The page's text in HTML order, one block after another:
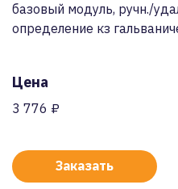
базовый модуль, ручн./
определение кз
Цена
3 776 ₽
Заказать